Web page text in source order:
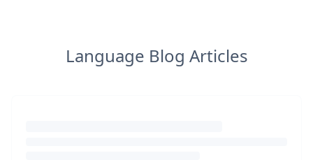
Language Blog Articles